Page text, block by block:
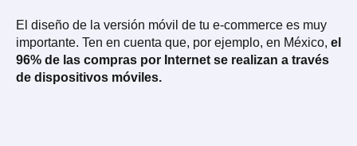
El diseño de la versión móvil de tu e-commerce es muy
importante. Ten en cuenta que, por ejemplo, en México, el
96% de las compras por Internet se realizan a través
de dispositivos móviles.